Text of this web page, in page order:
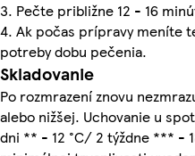
3. Pečte približne 12 - 16
4. Ak počas prípravy meníte
potreby dobu pečenia.
Skladovanie
Po rozmrazení znovu
alebo nižšej. Uchovanie u
dni ** - 12 °C/ 2 týždne *** -